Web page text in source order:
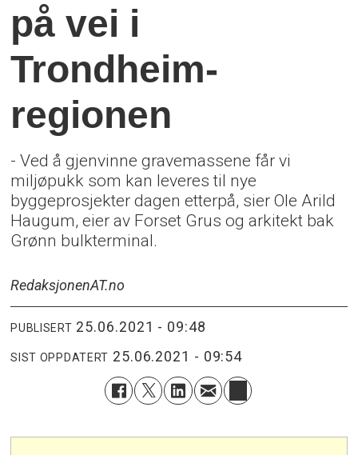
på vei i
Trondheim-
regionen
- Ved å gjenvinne gravemassene får vi
miljøpukk som kan leveres til nye
byggeprosjekter dagen etterpå, sier Ole Arild
Haugum, eier av Forset Grus og arkitekt bak
Grønn bulkterminal.
RedaksjonenAT.no
PUBLISERT 25.06.2021 - 09:48
SIST OPPDATERT 25.06.2021 - 09:54